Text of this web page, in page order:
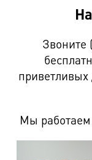
Звоните
Мы работаем